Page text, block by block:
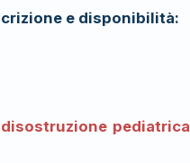
e disponibilità:
disostruzione pediatrica